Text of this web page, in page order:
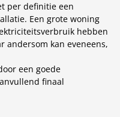
per definitie een
Een grote woning
hebben
andersom kan eveneens,
een goede
finaal